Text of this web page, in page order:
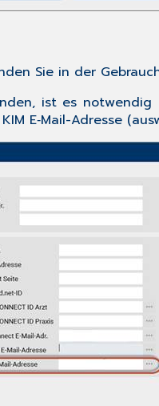
Sie in der
ist es
E‑Mail-Adresse